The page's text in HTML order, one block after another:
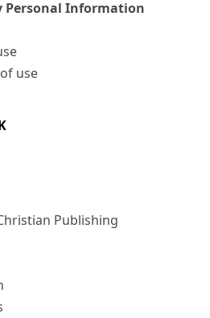
Personal Information
use
Publishing